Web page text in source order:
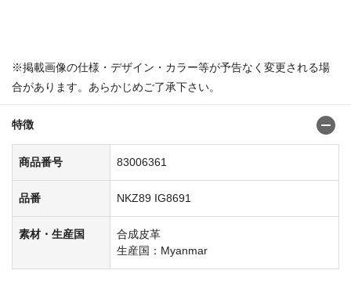
※掲載画像の仕様・デザイン・カラー等が予告なく変更される場
合があります。あらかじめご了承下さい。
特徴
商品番号 83006361
品番 NKZ89 IG8691
素材・生産国
合成皮革
生産国：Myanmar